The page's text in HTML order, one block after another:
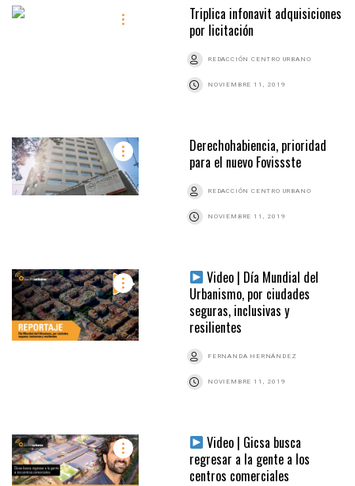
Triplica infonavit adquisiciones
por licitación
REDACCIÓN CENTRO URBANO
NOVIEMBRE 11, 2019
Derechohabiencia, prioridad
para el nuevo Fovissste
REDACCIÓN CENTRO URBANO
NOVIEMBRE 11, 2019
Video | Día Mundial del
Urbanismo, por ciudades
seguras, inclusivas y
resilientes
FERNANDA HERNÁNDEZ
NOVIEMBRE 11, 2019
Video | Gicsa busca
regresar a la gente a los
centros comerciales